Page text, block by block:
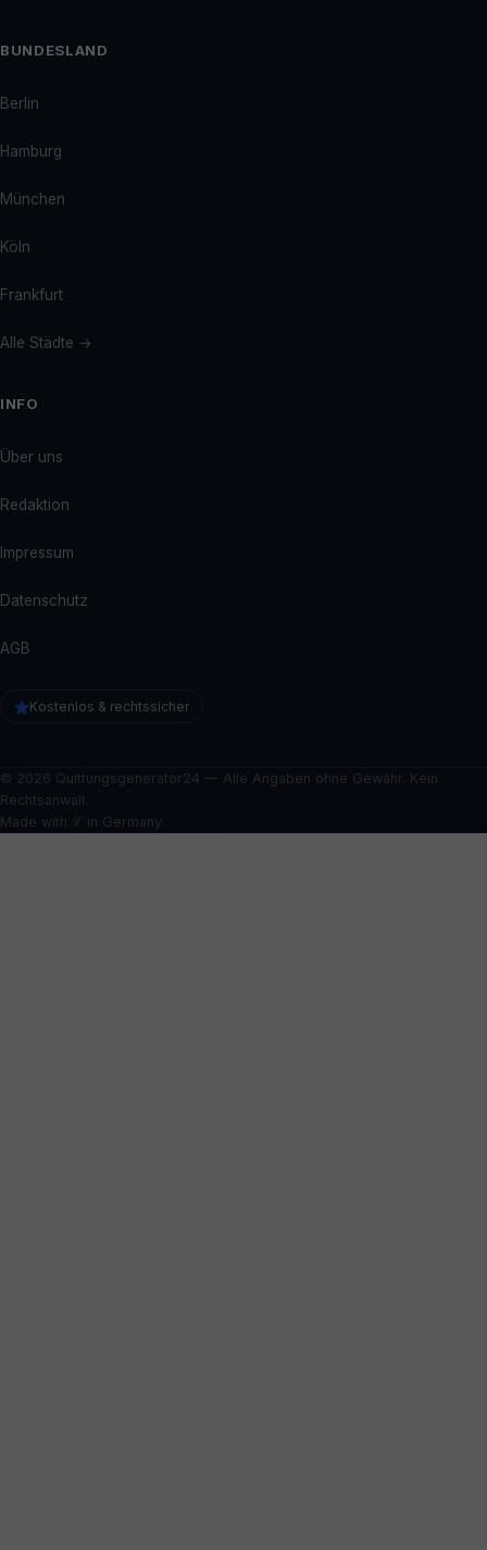
BUNDESLAND
Berlin
Hamburg
München
Köln
Frankfurt
Alle Städte →
INFO
Über uns
Redaktion
Impressum
Datenschutz
AGB
Kostenlos & rechtssicher
© 2026 Quittungsgenerator24 — Alle Angaben ohne Gewähr. Kein
Rechtsanwalt.
Made with ℒ in Germany